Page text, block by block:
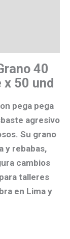
40
x 50 und
pega pega
agresivo
. Su grano
y rebabas,
cambios
talleres
en Lima y